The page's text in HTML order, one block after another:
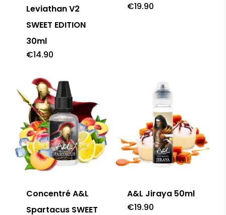
Leviathan V2
SWEET EDITION
30ml
€14.90
€19.90
Concentré A&L
Spartacus SWEET
A&L Jiraya 50ml
€19.90